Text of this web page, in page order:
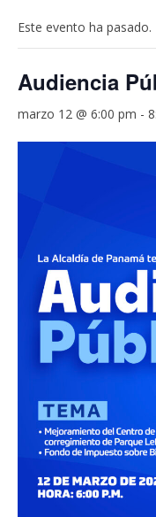
Este evento ha pasado.
Audiencia
marzo 12 @ 6:00 pm -